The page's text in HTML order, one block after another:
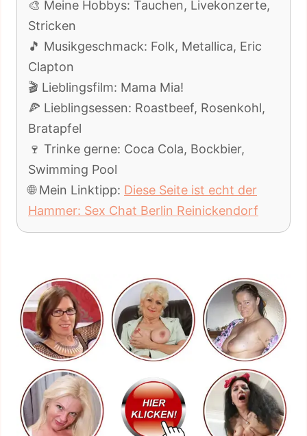
🎨 Meine Hobbys: Tauchen, Livekonzerte,
Stricken
🎵 Musikgeschmack: Folk, Metallica, Eric
Clapton
🎬 Lieblingsfilm: Mama Mia!
🍕 Lieblingsessen: Roastbeef, Rosenkohl,
Bratapfel
🍷 Trinke gerne: Coca Cola, Bockbier,
Swimming Pool
🌐 Mein Linktipp: Diese Seite ist echt der
Hammer: Sex Chat Berlin Reinickendorf